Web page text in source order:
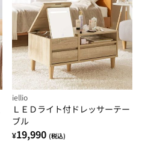
iellio
ＬＥＤライト付ドレッサーテー
ブル
¥19,990 (税込)